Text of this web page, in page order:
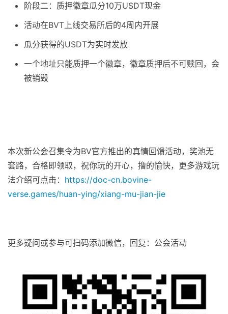
阶段二：质押徽章瓜分10万USDT现金
活动在BVT上线交易所后的4周内开展
瓜分获得的USDT为实时发放
一个地址只能质押一个徽章，徽章质押后不可赎回，会
被销毁
本次新公会召集令为BV官方推出的真情回馈活动，奖池无
套路，合格即领取，祝你玩的开心，撸的愉快，更多游戏玩
法介绍可点击： https://doc-cn.bovine-
verse.games/huan-ying/xiang-mu-jian-jie
更多疑问或参与可扫码添加微信，回复：公会活动